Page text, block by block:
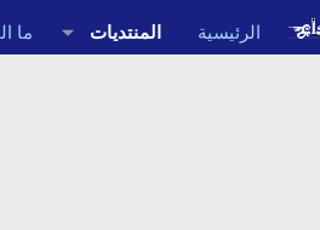
الرئيسية المنتديات ما